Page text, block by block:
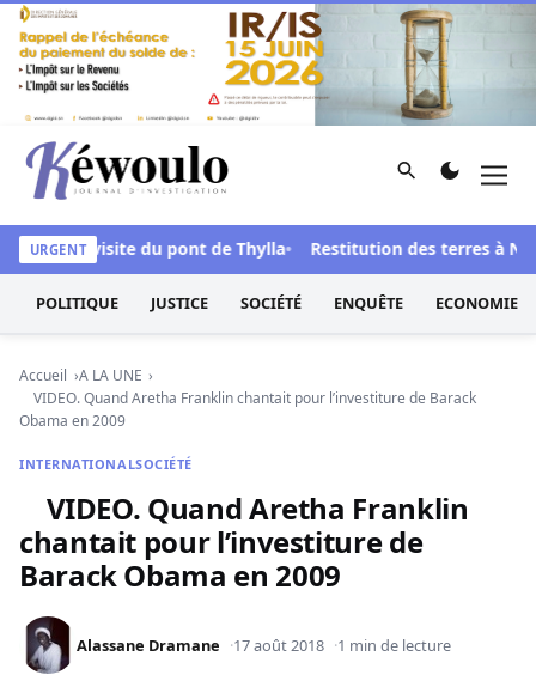
Aller au contenu
Kéwoulo, le premier site d'information et d'investigation
Rechercher
URGENT
une visite du pont de Thylla Restitution des terres à
POLITIQUE JUSTICE SOCIÉTÉ ENQUÊTE ECONOMIE
Accueil
A LA UNE
VIDEO. Quand Aretha Franklin chantait pour l’investiture de Barack
Obama en 2009
INTERNATIONALSOCIÉTÉ
VIDEO. Quand Aretha Franklin
chantait pour l’investiture de
Barack Obama en 2009
Alassane Dramane 17 août 2018 1 min de lecture